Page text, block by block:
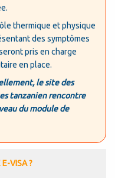
thermique et physique
des symptômes
pris en charge
en place.
le site des
tanzanien rencontre
du module de
VISA ?